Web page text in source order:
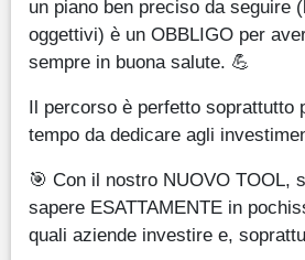
un piano ben preciso da seguire
oggettivi) è un OBBLIGO per
sempre in buona salute. 💪
Il percorso è perfetto soprattutto
tempo da dedicare agli
🎯 Con il nostro NUOVO TOOL,
sapere ESATTAMENTE in
quali aziende investire e,